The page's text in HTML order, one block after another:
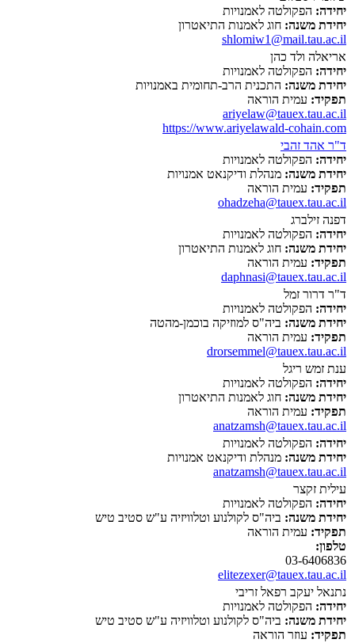
יחידה: הפקולטה לאמנויות
יחידת משנה: חוג לאמנות התיאטרון
shlomiw1@mail.tau.ac.il
אריאלה ולד כהן
יחידה: הפקולטה לאמנויות
יחידת משנה: התכנית הרב-תחומית באמנויות
תפקיד: עמית הוראה
ariyelaw@tauex.tau.ac.il
https://www.ariyelawald-cohain.com
ד"ר אהד זהבי
יחידה: הפקולטה לאמנויות
יחידת משנה: מנהלת ודיקנאט אמנויות
תפקיד: עמית הוראה
ohadzeha@tauex.tau.ac.il
דפנה זילברג
יחידה: הפקולטה לאמנויות
יחידת משנה: חוג לאמנות התיאטרון
תפקיד: עמית הוראה
daphnasi@tauex.tau.ac.il
ד"ר דרור זמל
יחידה: הפקולטה לאמנויות
יחידת משנה: ביה"ס למוזיקה בוכמן-מהטה
תפקיד: עמית הוראה
drorsemmel@tauex.tau.ac.il
ענת זמש ריגל
יחידה: הפקולטה לאמנויות
יחידת משנה: חוג לאמנות התיאטרון
תפקיד: עמית הוראה
anatzamsh@tauex.tau.ac.il
יחידה: הפקולטה לאמנויות
יחידת משנה: מנהלת ודיקנאט אמנויות
anatzamsh@tauex.tau.ac.il
עילית זקצר
יחידה: הפקולטה לאמנויות
יחידת משנה: ביה"ס לקולנוע וטלוויזיה ע"ש סטיב טיש
תפקיד: עמית הוראה
טלפון:
03-6406836
elitezexer@tauex.tau.ac.il
נתנאל יעקב רפאל זריבי
יחידה: הפקולטה לאמנויות
יחידת משנה: ביה"ס לקולנוע וטלוויזיה ע"ש סטיב טיש
תפקיד: עוזר הוראה